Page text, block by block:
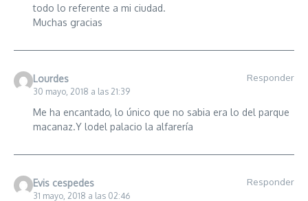
todo lo referente a mi ciudad.
Muchas gracias
Lourdes
30 mayo, 2018 a las 21:39
Responder
Me ha encantado, lo único que no sabia era lo del parque
macanaz.Y lodel palacio la alfarería
Evis cespedes
31 mayo, 2018 a las 02:46
Responder